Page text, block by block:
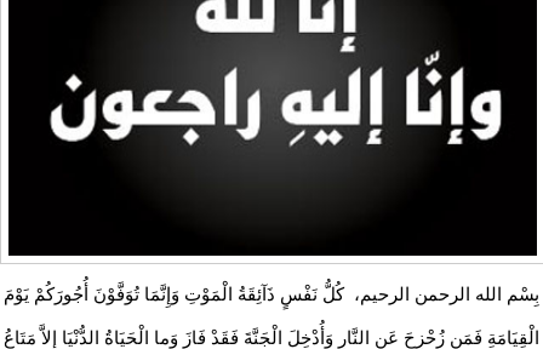
بِسْم الله الرحمن الرحيم، كُلُّ نَفْسٍ ذَآئِقَةُ الْمَوْتِ وَإِنَّمَا تُوَفَّوْنَ أُجُورَكُمْ يَوْمَ
الْقِيَامَةِ فَمَن زُحْزِحَ عَنِ النَّارِ وَأُدْخِلَ الْجَنَّةَ فَقَدْ فَازَ وَما الْحَيَاةُ الدُّنْيَا إِلاَّ مَتَاعُ